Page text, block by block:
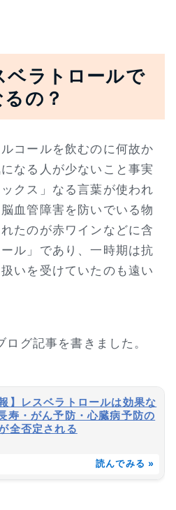
ベラトロールで
の？
コールを飲むのに何故か
なる人が少ないこと事実
クス」なる言葉が使われ
血管障害を防いでいる物
たのが赤ワインなどに含
ル」であり、一時期は抗
いを受けていたのも遠い
グ記事を書きました。
報】レスベラトロールは効果な
寿・がん予防・心臓病予防の
全否定される
読んでみる »